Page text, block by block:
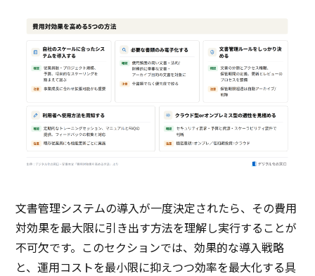
文書管理システムの導入が一度決定されたら、その費用
対効果を最大限に引き出す方法を理解し実行することが
不可欠です。このセクションでは、効果的な導入戦略
と、運用コストを最小限に抑えつつ効率を最大化する具